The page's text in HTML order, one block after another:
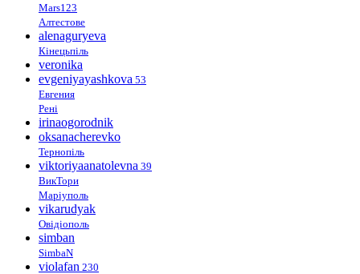
Mars123
Алтестове
alenaguryeva
Кінецьпіль
veronika
evgeniyayashkova 53
Евгения
Рені
irinaogorodnik
oksanacherevko
Тернопіль
viktoriyaanatolevna 39
ВикТори
Маріуполь
vikarudyak
Овідіополь
simban
SimbaN
violafan 230